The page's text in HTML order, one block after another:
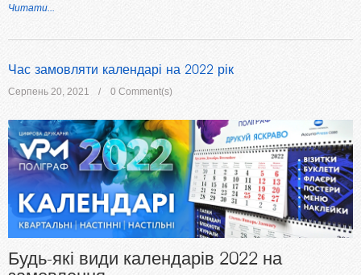
Читати...
Час замовляти календарі на 2022 рік
Серпень 20, 2021 0 Comment(s)
Будь-які види календарів 2022 на